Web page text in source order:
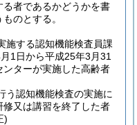
者であるかどうかを書
のとする。
施する認知機能検査員課
1日から平成25年3月31
ターが実施した高齢者
う認知機能検査の実施に
又は講習を終了した者
)